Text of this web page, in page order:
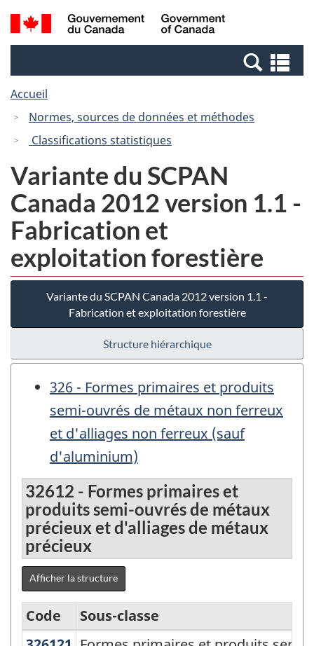
Passer
au
Passer
à
Canada
Recherche
et
et
Accueil
Normes, sources de données et méthodes
Classifications statistiques
Variante du SCPAN
Canada 2012 version 1.1 -
Fabrication et
exploitation forestière
Variante du SCPAN Canada 2012 version 1.1 -
Fabrication et exploitation forestière
Structure hiérarchique
326 - Formes primaires et produits
semi-ouvrés de métaux non ferreux
et d'alliages non ferreux (sauf
d'aluminium)
32612 - Formes primaires et
produits semi-ouvrés de métaux
précieux et d'alliages de métaux
précieux
Afficher la structure
Code
Sous-classe